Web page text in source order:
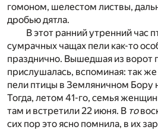
гомоном, шелестом листвы,
дробью дятла.
В этот ранний утренний час
сумрачных чащах пели как-то
празднично. Вышедшая из
прислушалась, вспоминая: так
пели птицы в Земляничном Бору
Тогда, летом 41-го, семья
там и встретили 22 июня. В то
сих пор это ясно помнила, в их